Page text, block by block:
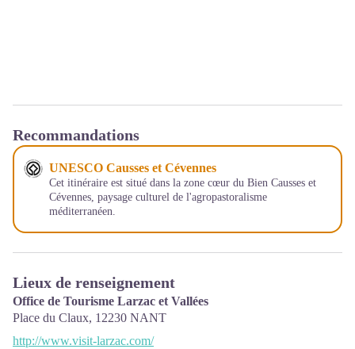
Recommandations
UNESCO Causses et Cévennes
Cet itinéraire est situé dans la zone cœur du Bien Causses et
Cévennes, paysage culturel de l'agropastoralisme
méditerranéen.
Lieux de renseignement
Office de Tourisme Larzac et Vallées
Place du Claux, 12230 NANT
http://www.visit-larzac.com/